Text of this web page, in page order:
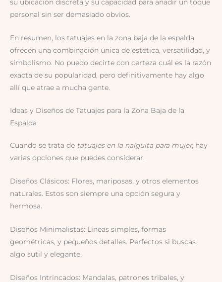
su ubicación discreta y su capacidad para añadir un toque
personal sin ser demasiado obvios.
En resumen, los tatuajes en la zona baja de la espalda
ofrecen una combinación única de estética, versatilidad, y
simbolismo. No puedo decirte con certeza cuál es la razón
exacta de su popularidad, pero definitivamente hay algo
allí que atrae a mucha gente.
Ideas y Diseños de Tatuajes para la Zona Baja de la
Espalda
Cuando se trata de tatuajes en la nalguita para mujer, hay
varias opciones que puedes considerar.
Diseños Clásicos: Flores, mariposas, y otros elementos
naturales. Estos son siempre una opción segura y
hermosa.
Diseños Minimalistas: Líneas simples, formas
geométricas, y pequeños detalles. Perfectos si buscas
algo sutil y elegante.
Diseños Intrincados: Mandalas, patrones tribales, y